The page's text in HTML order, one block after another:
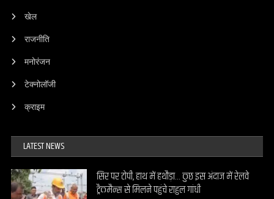
खेल
राजनीति
मनोरंजन
टेक्नोलॉजी
क्राइम
LATEST NEWS
सिर पर टोपी, हाथ में हथौड़ा… कुछ इस अंदाज में रेलवे
ट्रैकमैन्स से मिलने पहुंचे राहुल गांधी